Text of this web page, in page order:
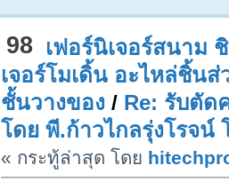
98 เฟอร์นิเจอร์สนาม
เจอร์โมเดิ้น อะไหล่ชิ้น
ชั้นวางของ / Re: รับตัด
โดย พี.ก้าวไกลรุ่งโรจน์
« กระทู้ล่าสุด โดย